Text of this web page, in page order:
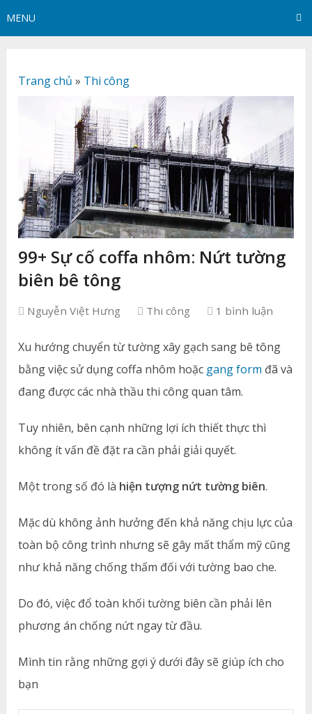
MENU
Trang chủ » Thi công
99+ Sự cố coffa nhôm: Nứt tường
biên bê tông
Nguyễn Việt Hưng Thi công 1 bình luận
Xu hướng chuyển từ tường xây gạch sang bê tông
bằng việc sử dụng coffa nhôm hoặc gang form đã và
đang được các nhà thầu thi công quan tâm.
Tuy nhiên, bên cạnh những lợi ích thiết thực thì
không ít vấn đề đặt ra cần phải giải quyết.
Một trong số đó là hiện tượng nứt tường biên.
Mặc dù không ảnh hưởng đến khả năng chịu lực của
toàn bộ công trình nhưng sẽ gây mất thẩm mỹ cũng
như khả năng chống thấm đối với tường bao che.
Do đó, việc đổ toàn khối tường biên cần phải lên
phương án chống nứt ngay từ đầu.
Mình tin rằng những gợi ý dưới đây sẽ giúp ích cho
bạn